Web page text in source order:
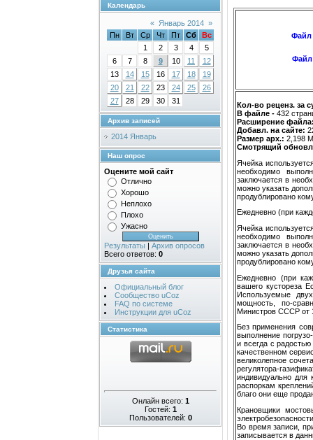
Календарь
« Январь 2014 »
Пн
Вт Ср Чт Пт Сб
Вс
1
2 3 4
5
6
7 8 9 10 11
12
13
14 15 16 17 18
19
20
21 22 23 24 25
26
27
28 29 30 31
Архив записей
2014 Январь
Наш опрос
Оцените мой сайт
Отлично
Хорошо
Неплохо
Плохо
Ужасно
Результаты | Архив опросов
Всего ответов: 0
Друзья сайта
Официальный блог
Сообщество uCoz
FAQ по системе
Инструкции для uCoz
Статистика
Онлайн всего: 1
Гостей: 1
Пользователей: 0
Файл
Файл
Кол-во реценз. за
В файле - 432
Расширение
Добавл. на сайте:
Размер арх.: 2,198
Смотрящий
Ячейка
необходимо
заключается в
можно указать
продублировано
Ежедневно (при
Ячейка
необходимо
заключается в
можно указать
продублировано
Ежедневно (при
вашего кустореза
Используемые
мощность, по-
Министров СССР от
Без применения
выполнение
и всегда с
качественном
великолепное
регулятора-
индивидуально
распоркам
благо они еще
Крановщики
Во время записи,
записывается в